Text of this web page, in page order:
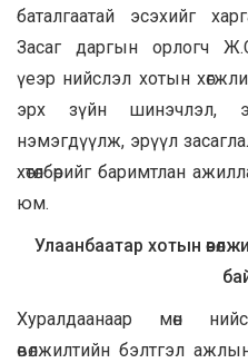
баталгаатай эсэхийг
Засаг даргын орлогч
үеэр нийслэл хотын
эрх зүйн шинэчлэл,
нэмэгдүүлж, эрүүл
хөтөлбөрийг баримтлан
юм.
Улаанбаатар хотын
Хуралдаанаар мөн
өвөлжилтийн бэлтгэл ажлын